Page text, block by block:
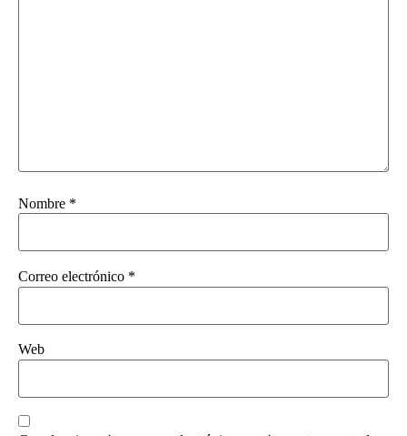
Nombre *
Correo electrónico *
Web